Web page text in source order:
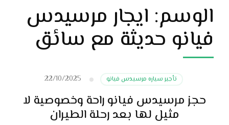
الوسم: ايجار مرسيدس
فيانو حديثة مع سائق
تأجير سياره مرسيدس فيانو 22/10/2025
حجز مرسيدس فيانو راحة وخصوصية لا
مثيل لها بعد رحلة الطيران